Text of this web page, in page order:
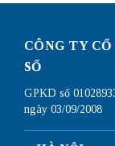
CÔNG TY
SỐ
GPKD số
ngày 03/09/2008